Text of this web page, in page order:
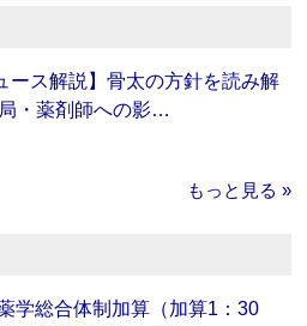
ース解説】骨太の方針を読み解
・薬剤師への影…
もっと見る »
学総合体制加算（加算1：30